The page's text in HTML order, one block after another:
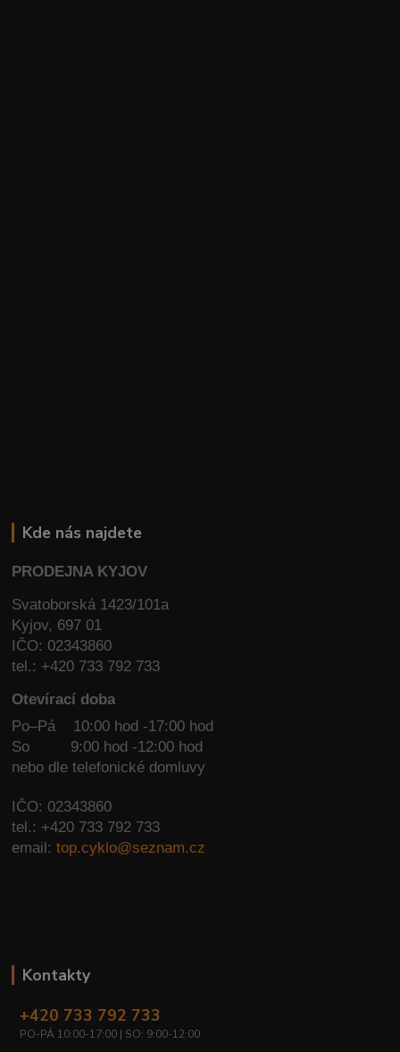
Kde nás najdete
PRODEJNA KYJOV
Svatoborská 1423/101a
Kyjov, 697 01
IČO: 02343860
tel.: +420 733 792 733
Otevírací doba
Po–Pá 10:00 hod -17:00 hod
So
9:00 hod -12:00 hod
nebo dle telefonické domluvy
IČO: 02343860
tel.: +420 733 792 733
email:top.cyklo@seznam.cz
Kontakty
+420 733 792 733
PO-PÁ 10:00-17:00 | SO: 9:00-12:00